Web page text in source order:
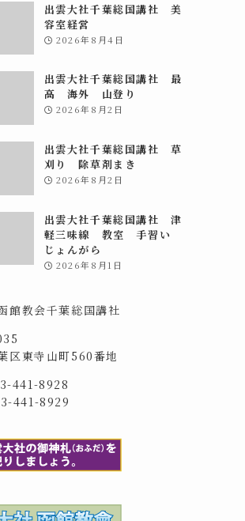
出雲大社千葉総国講社 美
容室経営
2026年8月4日
出雲大社千葉総国講社 最
高 海外 山登り
2026年8月2日
出雲大社千葉総国講社 草
刈り 除草剤まき
2026年8月2日
出雲大社千葉総国講社 津
軽三味線 教室 手習い
じょんがら
2026年8月1日
館教会千葉総国講社
区東寺山町560番地
441-8928
441-8929